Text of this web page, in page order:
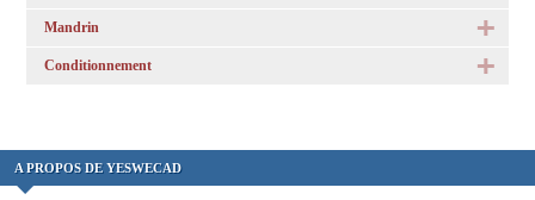
Mandrin
Conditionnement
A PROPOS DE YESWECAD